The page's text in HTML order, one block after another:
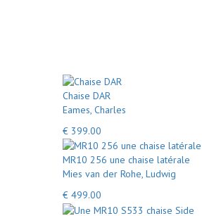
Chaise DAR
Eames, Charles
€ 399.00
MR10 256 une chaise latérale
Mies van der Rohe, Ludwig
€ 499.00